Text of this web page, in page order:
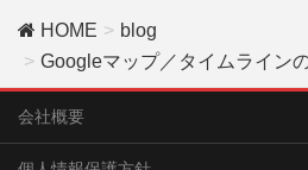
HOME
blog
Googleマップ／タイムライン
会社概要